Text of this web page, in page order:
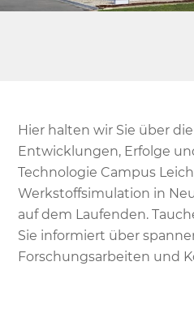
Hier halten wir Sie über
Entwicklungen, Erfolge
Technologie Campus
Werkstoffsimulation in
auf dem Laufenden.
Sie informiert über
Forschungsarbeiten und